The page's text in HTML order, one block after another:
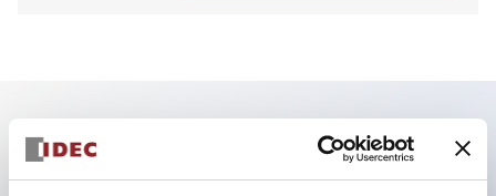
Hauptmerkmale